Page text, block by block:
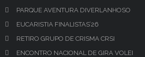
PARQUE AVENTURA DIVERLANHOSO
EUCARISTIA FINALISTAS’26
RETIRO GRUPO DE CRISMA CRSI
ENCONTRO NACIONAL DE GIRA VOLEI